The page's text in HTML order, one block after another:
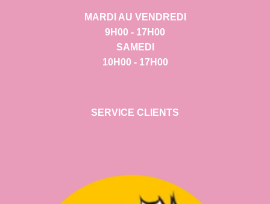
MARDI AU VENDREDI
9H00 - 17H00
SAMEDI
10H00 - 17H00
SERVICE CLIENTS